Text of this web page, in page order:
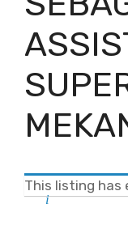
This listing has